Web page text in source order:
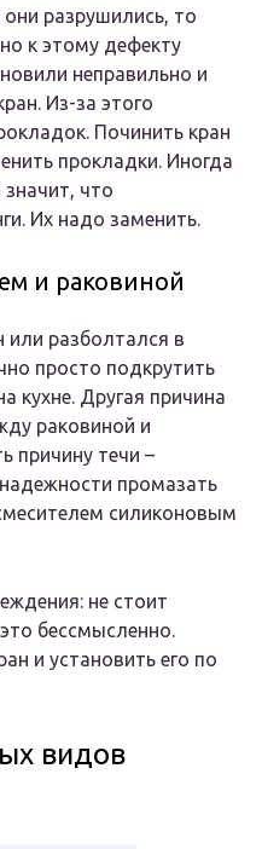
разрушились, то
к этому дефекту
неправильно и
Из-за этого
Починить кран
прокладки. Иногда
что
Их надо заменить.
и раковиной
или разболтался в
просто подкрутить
кухне. Другая причина
раковиной и
причину течи –
промазать
силиконовым
не стоит
бессмысленно.
и установить его по
видов